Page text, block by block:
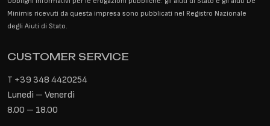
Minimis ricevuti da questa impresa sono pubblicati nel Registro Nazionale
degli Aiuti di Stato.
CUSTOMER SERVICE
T +39 348 4420254
Lunedì – Venerdì
8.00 – 18.00